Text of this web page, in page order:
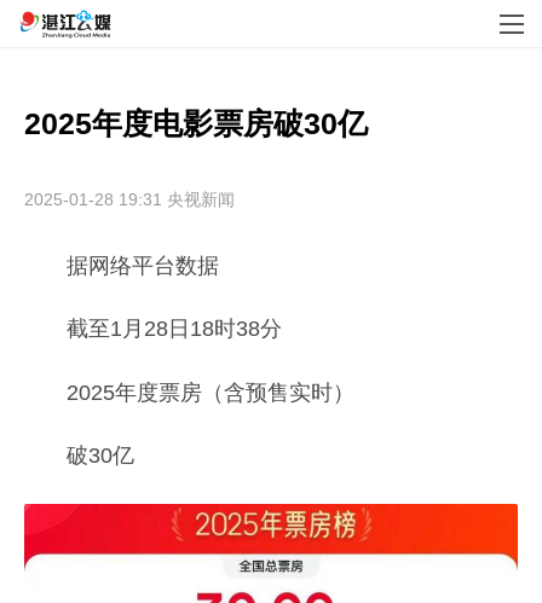
2025年度电影票房破30亿
2025-01-28 19:31 央视新闻
据网络平台数据
截至1月28日18时38分
2025年度票房（含预售实时）
破30亿